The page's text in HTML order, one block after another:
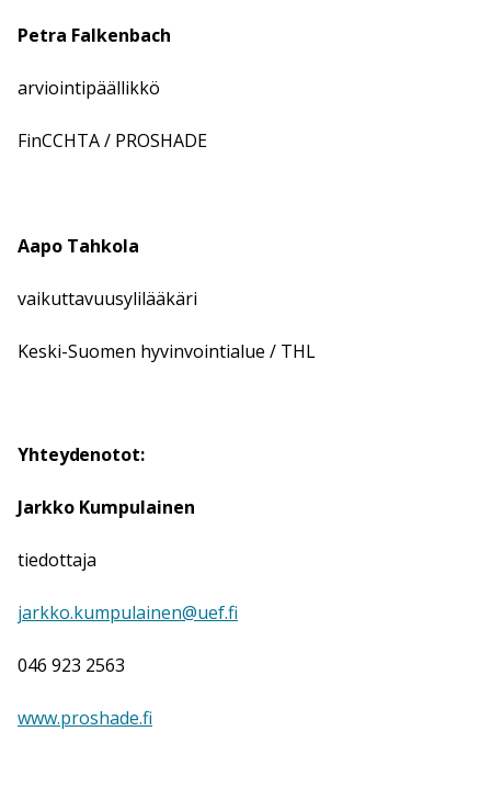
Petra Falkenbach
arviointipäällikkö
FinCCHTA / PROSHADE
Aapo Tahkola
vaikuttavuusylilääkäri
Keski-Suomen hyvinvointialue / THL
Yhteydenotot:
Jarkko Kumpulainen
tiedottaja
jarkko.kumpulainen@uef.fi
046 923 2563
www.proshade.fi